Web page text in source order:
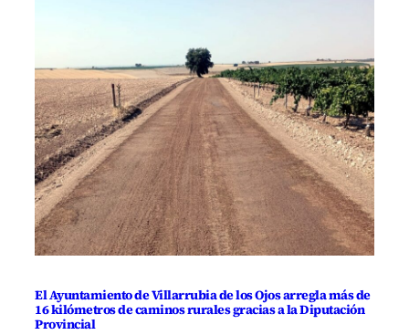
El Ayuntamiento de Villarrubia de los Ojos arregla más de
16 kilómetros de caminos rurales gracias a la Diputación
Provincial